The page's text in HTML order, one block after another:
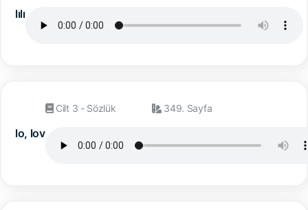
lılı
lo, lov
Cilt 3 - Sözlük 349. Sayfa